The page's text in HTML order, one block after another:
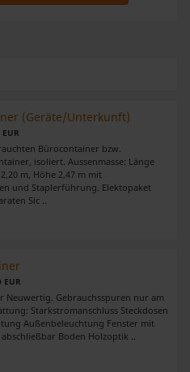
(Geräte/Unterkunft)
Bürocontainer bzw.
isoliert. Aussenmasse: Länge
m, Höhe 2,47 m mit
und Staplerführung. Elektopaket
Sic ..
EUR
Neuwertig. Gebrauchsspuren nur am
Starkstromanschluss Steckdosen
Außenbeleuchtung Fenster mit
Boden Holzoptik ..